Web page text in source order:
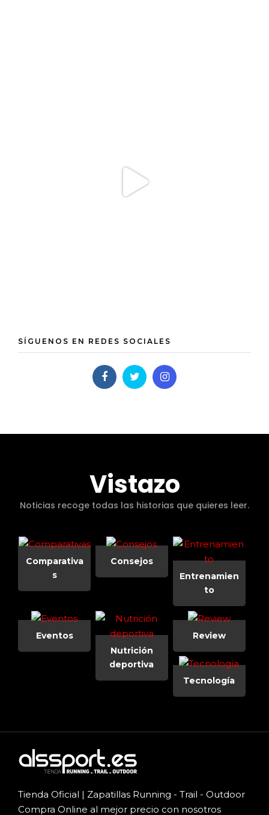
SÍGUENOS EN REDES SOCIALES
Vistazo
Noticias recoge todas las historias que quieres leer.
Comparativa
s
Consejos
Entrenamien
to
Eventos
Nutrición
deportiva
Review
Tecnología
Tienda Oficial | Zapatillas Running - Trail - Outdoor
Compra Online al mejor precio con nosotros